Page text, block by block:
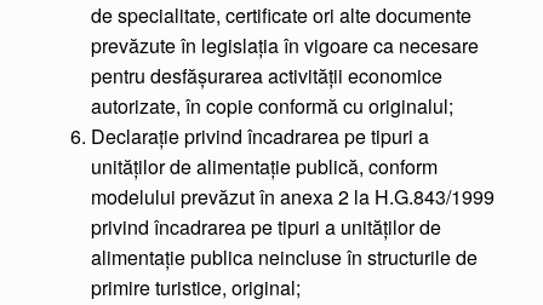
de specialitate, certificate ori alte documente
prevăzute în legislaţia în vigoare ca necesare
pentru desfăşurarea activităţii economice
autorizate, în copie conformă cu originalul;
Declaraţie privind încadrarea pe tipuri a
unităţilor de alimentaţie publică, conform
modelului prevăzut în anexa 2 la H.G.843/1999
privind încadrarea pe tipuri a unităţilor de
alimentaţie publica neincluse în structurile de
primire turistice, original;